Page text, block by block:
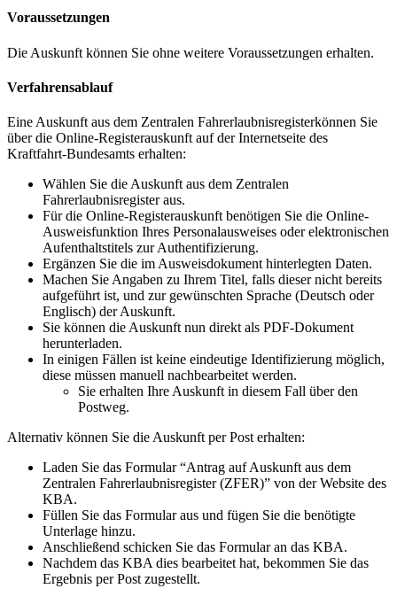
Voraussetzungen
Die Auskunft können Sie ohne weitere Voraussetzungen erhalten.
Verfahrensablauf
Eine Auskunft aus dem Zentralen Fahrerlaubnisregisterkönnen Sie
über die Online-Registerauskunft auf der Internetseite des
Kraftfahrt-Bundesamts erhalten:
Wählen Sie die Auskunft aus dem Zentralen
Fahrerlaubnisregister aus.
Für die Online-Registerauskunft benötigen Sie die Online-
Ausweisfunktion Ihres Personalausweises oder elektronischen
Aufenthaltstitels zur Authentifizierung.
Ergänzen Sie die im Ausweisdokument hinterlegten Daten.
Machen Sie Angaben zu Ihrem Titel, falls dieser nicht bereits
aufgeführt ist, und zur gewünschten Sprache (Deutsch oder
Englisch) der Auskunft.
Sie können die Auskunft nun direkt als PDF-Dokument
herunterladen.
In einigen Fällen ist keine eindeutige Identifizierung möglich,
diese müssen manuell nachbearbeitet werden.
Sie erhalten Ihre Auskunft in diesem Fall über den
Postweg.
Alternativ können Sie die Auskunft per Post erhalten:
Laden Sie das Formular “Antrag auf Auskunft aus dem
Zentralen Fahrerlaubnisregister (ZFER)” von der Website des
KBA.
Füllen Sie das Formular aus und fügen Sie die benötigte
Unterlage hinzu.
Anschließend schicken Sie das Formular an das KBA.
Nachdem das KBA dies bearbeitet hat, bekommen Sie das
Ergebnis per Post zugestellt.